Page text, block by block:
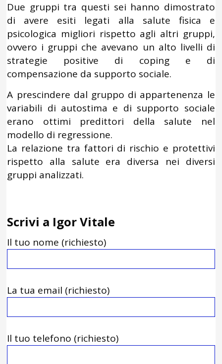
Due gruppi tra questi sei hanno dimostrato
di avere esiti legati alla salute fisica e
psicologica migliori rispetto agli altri gruppi,
ovvero i gruppi che avevano un alto livelli di
strategie positive di coping e di
compensazione da supporto sociale.
A prescindere dal gruppo di appartenenza le
variabili di autostima e di supporto sociale
erano ottimi predittori della salute nel
modello di regressione.
La relazione tra fattori di rischio e protettivi
rispetto alla salute era diversa nei diversi
gruppi analizzati.
Scrivi a Igor Vitale
Il tuo nome (richiesto)
La tua email (richiesto)
Il tuo telefono (richiesto)